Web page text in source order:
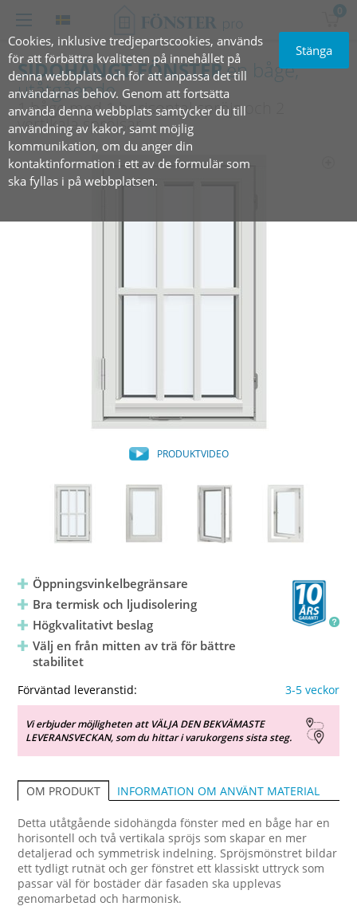
Cookies, inklusive tredjepartscookies, används
för att förbättra kvaliteten på innehållet på
denna webbplats och för att anpassa det till
användarnas behov. Genom att fortsätta
använda denna webbplats samtycker du till
användning av kakor, samt möjlig
kommunikation, om du anger din
kontaktinformation i ett av de formulär som
ska fyllas i på webbplatsen.
Stänga
0
SIDOHÄNGT FÖNSTERen båge,
utåtgående
1 båge med 1 horisontal spröjs och 2
vertikala spröjsar
PRODUKTVIDEO
Öppningsvinkelbegränsare
Bra termisk och ljudisolering
Högkvalitativt beslag
Välj en från mitten av trä för bättre
stabilitet
Förväntad leveranstid: 3-5 veckor
Vi erbjuder möjligheten att VÄLJA DEN BEKVÄMASTE
LEVERANSVECKAN, som du hittar i varukorgens sista steg.
OM PRODUKT INFORMATION OM ANVÄNT MATERIAL
Detta utåtgående sidohängda fönster med en båge har en
horisontell och två vertikala spröjs som skapar en mer
detaljerad och symmetrisk indelning. Spröjsmönstret bildar
ett tydligt rutnät och ger fönstret ett klassiskt uttryck som
passar väl för bostäder där fasaden ska upplevas
genomarbetad och harmonisk.